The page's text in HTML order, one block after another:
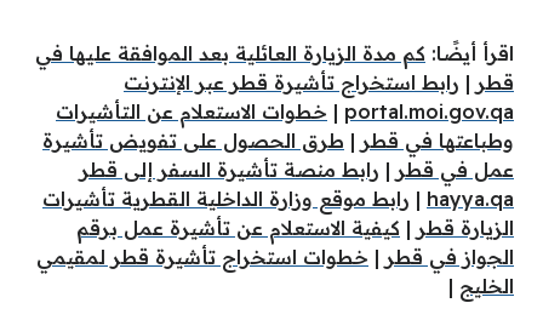
اقرأ أيضًا: كم مدة الزيارة العائلية بعد الموافقة عليها في
قطر | رابط استخراج تأشيرة قطر عبر الإنترنت
portal.moi.gov.qa
| خطوات الاستعلام عن التأشيرات
وطباعتها في قطر | طرق الحصول على تفويض تأشيرة
عمل في قطر | رابط منصة تأشيرة السفر إلى قطر
hayya.qa
| رابط موقع وزارة الداخلية القطرية تأشيرات
الزيارة قطر | كيفية الاستعلام عن تأشيرة عمل برقم
الجواز في قطر | خطوات استخراج تأشيرة قطر لمقيمي
الخليج |